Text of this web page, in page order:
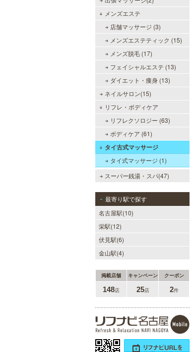
メンズエステ
店舗マッサージ (3)
メンズエステティック (15)
メンズ脱毛 (17)
フェイシャルエステ (13)
ダイエット・痩身 (13)
ネイルサロン(15)
リフレ・ボディケア
リフレクソロジー (63)
ボディケア (61)
タイ古式マッサージ
タイ式マッサージ (1)
スーパー銭湯・スパ(47)
最寄り駅で探す
名古屋駅(10)
栄駅(12)
伏見駅(6)
金山駅(4)
掲載店舗 キャンペーン クーポン
148店 25店 2件